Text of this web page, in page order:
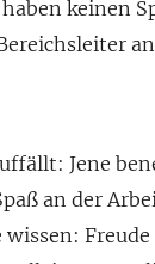
keinen
Jene
an der